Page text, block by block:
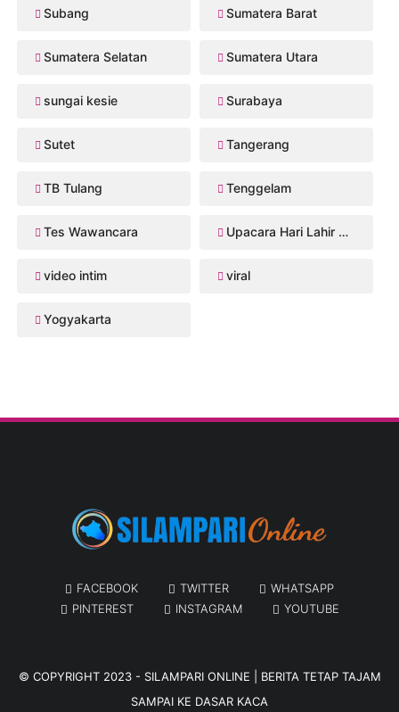
Subang Sumatera Barat
Sumatera Selatan Sumatera Utara
sungai kesie Surabaya
Sutet Tangerang
TB Tulang Tenggelam
Tes Wawancara Upacara Hari Lahir Pancasila
video intim viral
Yogyakarta
FACEBOOK TWITTER
WHATSAPP
PINTEREST
INSTAGRAM YOUTUBE
© COPYRIGHT 2023 - SILAMPARI ONLINE | BERITA TETAP TAJAM
SAMPAI KE DASAR KACA